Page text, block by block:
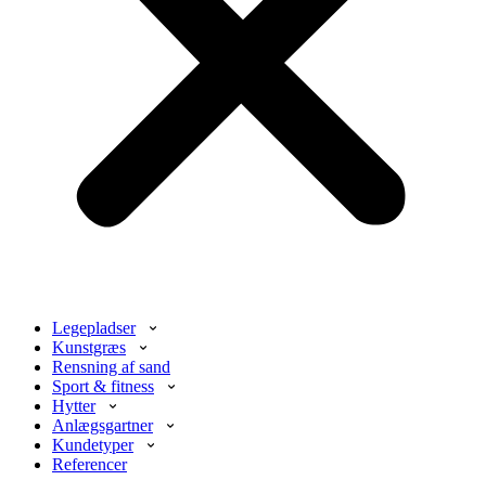
Legepladser
Kunstgræs
Rensning af sand
Sport & fitness
Hytter
Anlægsgartner
Kundetyper
Referencer